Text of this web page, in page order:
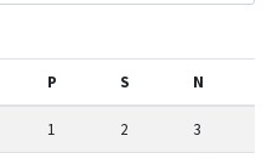
P S N
1 2 3